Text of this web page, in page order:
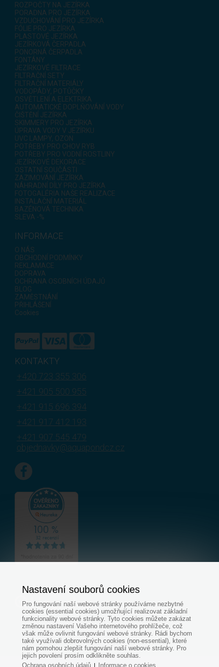
ROZPOČTY NA JEZÍRKA
PORADNA PRO JEZÍRKA
VZDUCHOVÁNÍ PRO JEZÍRKA
FÓLIE PRO JEZÍRKA
PLASTOVÉ JEZÍRKA
JEZÍRKOVÁ ČERPADLA
PONORNÁ ČERPADLA
FONTÁNY
JEZÍRKOVÉ FILTRACE
FILTRAČNÍ SETY
FILTRAČNÍ MATERIÁLY
VODOPÁDY, POTŮČKY
OSVĚTLENÍ A ELEKTRIKA
AUTOMATICKÉ DOPLŇOVÁNÍ VODY
ČIŠTĚNÍ JEZÍRKA
SKIMMERY PRO JEZÍRKA
ÚPRAVA VODY V JEZÍRKU
UVC LAMPY, OZON
POTŘEBY PRO CHOV RYB
POTŘEBY PRO VODNÍ ROSTLINY
JEZÍRKOVÉ DEKORACE
OSTATNÍ SOUČÁSTI
ZAZIMOVÁNÍ JEZÍRKA
NÁHRADNÍ DÍLY PRO JEZÍRKA
FOTOGALÉRIA NAŠE REALIZACE
INSTALAČNÍ MATERIÁL
BAZÉNOVÁ TECHNIKA
SLEVA -%
INFORMACE
O NÁS
OBCHODNÍ PODMÍNKY
REKLAMACE
DOPRAVA
OCHRANA OSOBNÍCH ÚDAJŮ
BLOG
ZAMĚSTNÁNÍ
PŘIHLÁŠENÍ
Cookies
KONTAKTY
+420 723 355 306
+421 905 500 955
+421 915 696 394
+421 917 412 193
+421 907 545 479
objednavky@aquapondcz.cz
Nastavení souborů cookies
Pro fungování naší webové stránky používáme nezbytné
cookies (essential cookies) umožňující realizovat základní
funkcionality webové stránky. Tyto cookies můžete zakázat
změnou nastavení Vašeho internetového prohlížeče, což
však může ovlivnit fungování webové stránky. Rádi bychom
také využívali dobrovolných cookies (non-essential), které
nám pomohou zlepšit fungování naší webové stránky. Pro
jejich povolení prosím odklikněte souhlas.
Ochrana osobních údajů| Informace o cookies